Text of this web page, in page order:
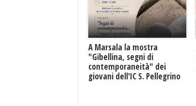
A Marsala la mostra
"Gibellina, segni di
contemporaneità" dei
giovani dell'IC S. Pellegrino